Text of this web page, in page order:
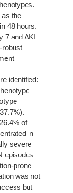
as the
48 hours.
7 and AKI
robust
identified:
of
in
severe
episodes
prone
was not
but